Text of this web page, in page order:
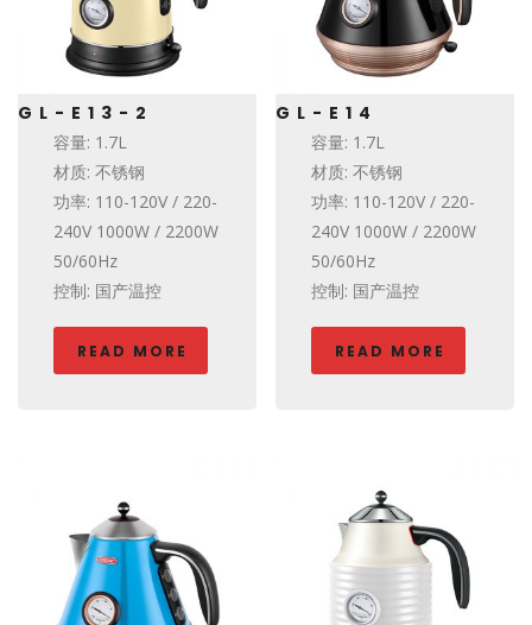
GL-E13-2
容量: 1.7L
材质: 不锈钢
功率: 110-120V / 220-
240V 1000W / 2200W
50/60Hz
控制: 国产温控
READ MORE
GL-E14
容量: 1.7L
材质: 不锈钢
功率: 110-120V / 220-
240V 1000W / 2200W
50/60Hz
控制: 国产温控
READ MORE